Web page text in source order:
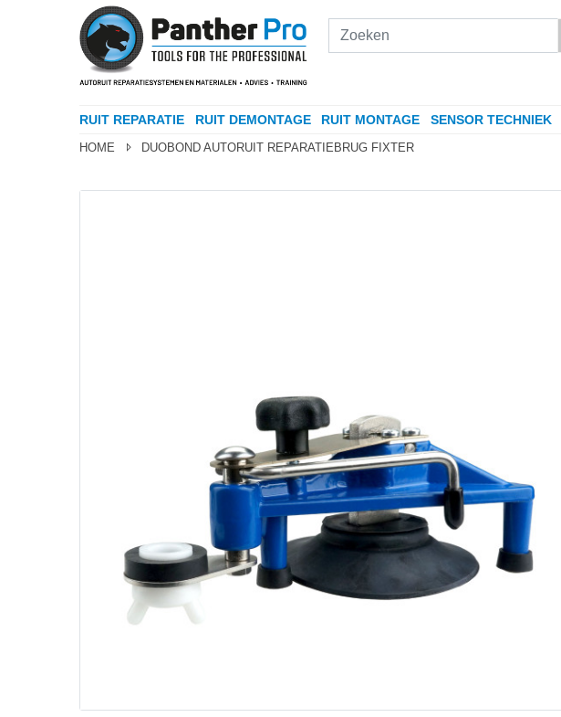
RUIT REPARATIE RUIT DEMONTAGE RUIT MONTAGE SENSOR TECHNIEK
HOME DUOBOND AUTORUIT REPARATIEBRUG FIXTER